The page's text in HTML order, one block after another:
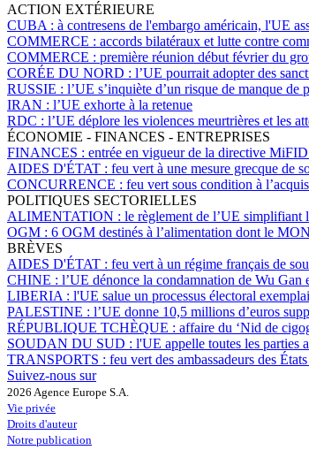
ACTION EXTÉRIEURE
CUBA : à contresens de l'embargo américain, l'UE
COMMERCE : accords bilatéraux et lutte contre
COMMERCE : première réunion début février du
CORÉE DU NORD : l’UE pourrait adopter des
RUSSIE : l’UE s’inquiète d’un risque de manque
IRAN : l’UE exhorte à la retenue
RDC : l’UE déplore les violences meurtrières et les
ÉCONOMIE - FINANCES - ENTREPRISES
FINANCES : entrée en vigueur de la directive
AIDES D'ÉTAT : feu vert à une mesure grecque de
CONCURRENCE : feu vert sous condition à
POLITIQUES SECTORIELLES
ALIMENTATION : le règlement de l’UE simplifiant
OGM : 6 OGM destinés à l’alimentation dont le
BRÈVES
AIDES D'ÉTAT : feu vert à un régime français de
CHINE : l’UE dénonce la condamnation de Wu Gan
LIBERIA : l'UE salue un processus électoral
PALESTINE : l’UE donne 10,5 millions d’euros
RÉPUBLIQUE TCHÈQUE : affaire du ‘Nid de
SOUDAN DU SUD : l'UE appelle toutes les parties
TRANSPORTS : feu vert des ambassadeurs des
Suivez-nous sur
2026 Agence Europe S.A.
Vie privée
Droits d'auteur
Notre publication